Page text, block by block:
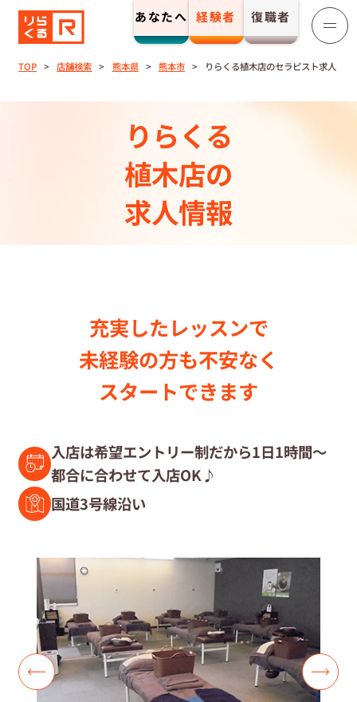
あなたへ 経験者 復職者
りらくる
セラピスト募集
TOP
セラピストストーリー⼀覧
収⼊とサポート
トレーニングセンター一覧
セラピスト募集中の店舗検索
復職セラピスト募集
コラム一覧
よくあるご質問
TOP 店舗検索 熊本県 熊本市 りらくる植木店のセラピスト求人
りらくる
植木店の
求人情報
充実したレッスンで
未経験の⽅も不安なく
スタートできます
入店は希望エントリー制だから1日1時間～
都合に合わせて入店OK♪
国道3号線沿い